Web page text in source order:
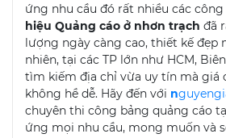
ứng nhu cầu đó rất nhiều các
hiệu Quảng cáo ở nhơn trạch đã
lượng ngày càng cao, thiết kế đẹp
nhiên, tại các TP lớn như HCM,
tìm kiếm địa chỉ vừa uy tín mà giá
không hề dễ. Hãy đến với n
chuyên thi công bảng quảng cáo
ứng mọi nhu cầu, mong muốn và